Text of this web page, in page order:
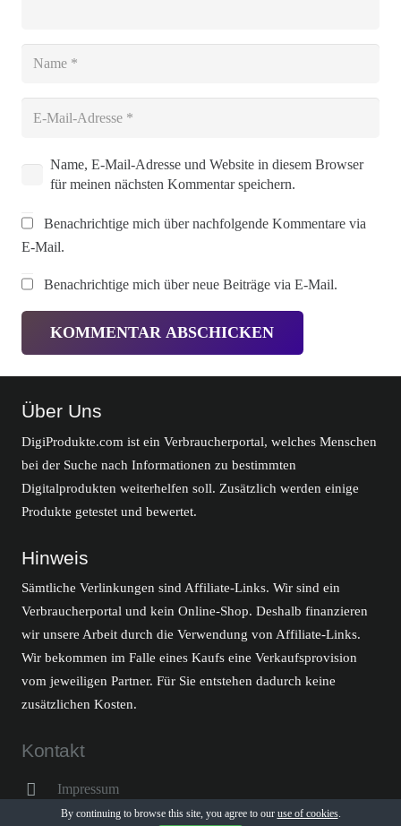
Name, E-Mail-Adresse und Website in diesem Browser
für meinen nächsten Kommentar speichern.
Benachrichtige mich über nachfolgende Kommentare via
E-Mail.
Benachrichtige mich über neue Beiträge via E-Mail.
KOMMENTAR ABSCHICKEN
Über Uns
DigiProdukte.com ist ein Verbraucherportal, welches Menschen
bei der Suche nach Informationen zu bestimmten
Digitalprodukten weiterhelfen soll. Zusätzlich werden einige
Produkte getestet und bewertet.
Hinweis
Sämtliche Verlinkungen sind Affiliate-Links. Wir sind ein
Verbraucherportal und kein Online-Shop. Deshalb finanzieren
wir unsere Arbeit durch die Verwendung von Affiliate-Links.
Wir bekommen im Falle eines Kaufs eine Verkaufsprovision
vom jeweiligen Partner. Für Sie entstehen dadurch keine
zusätzlichen Kosten.
Kontakt
Impressum
Datenschutzerklärung
By continuing to browse this site, you agree to our use of cookies.